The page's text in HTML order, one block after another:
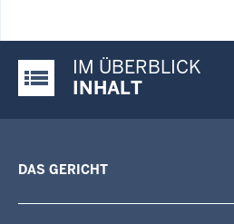
Justiz-Portal im Überblick:
IM ÜBERBLICK
INHALT
DAS GERICHT